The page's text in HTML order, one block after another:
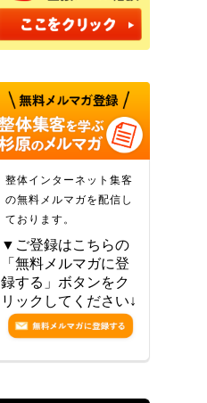
整体インターネット集客
の無料メルマガを配信し
ております。
▼ご登録はこちらの
「無料メルマガに登
録する」ボタンをク
リックしてください↓